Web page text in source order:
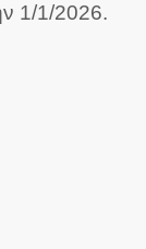
1/1/2026.